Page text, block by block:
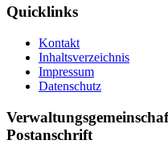
Quicklinks
Kontakt
Inhaltsverzeichnis
Impressum
Datenschutz
Postanschrift